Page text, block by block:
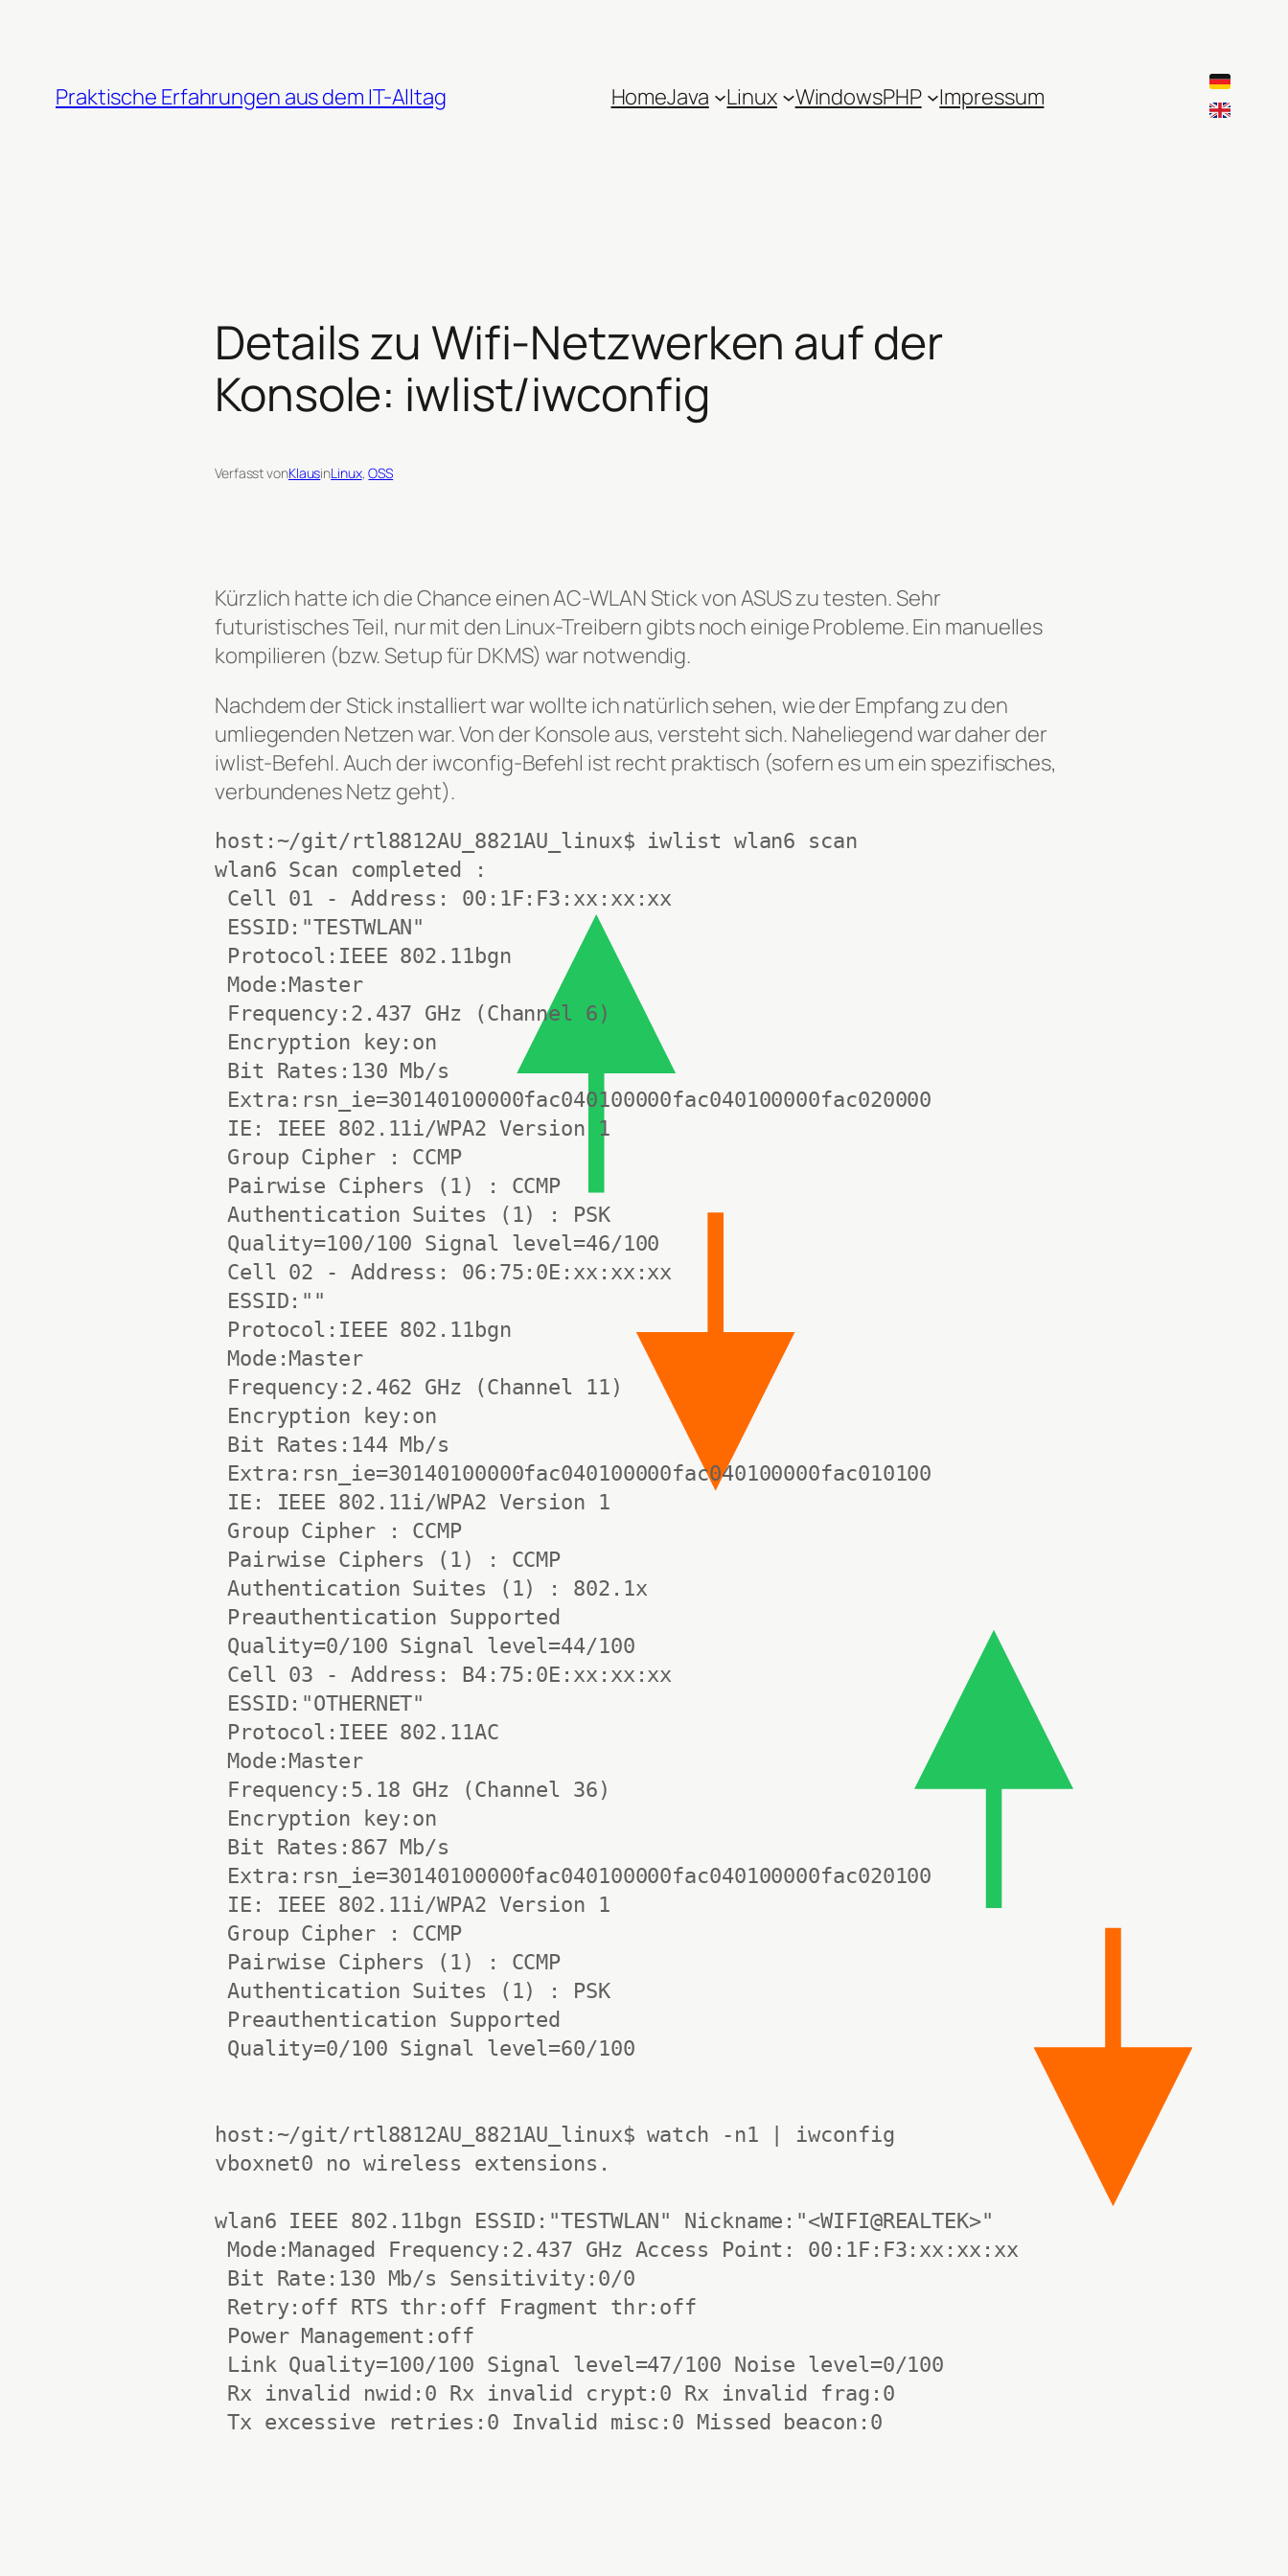
Praktische Erfahrungen aus dem IT-Alltag HomeJava Linux WindowsPHP Impressum
Details zu Wifi-Netzwerken auf der
Konsole: iwlist/iwconfig
Verfasst vonKlausinLinux, OSS
Kürzlich hatte ich die Chance einen AC-WLAN Stick von ASUS zu testen. Sehr
futuristisches Teil, nur mit den Linux-Treibern gibts noch einige Probleme. Ein manuelles
kompilieren (bzw. Setup für DKMS) war notwendig.
Nachdem der Stick installiert war wollte ich natürlich sehen, wie der Empfang zu den
umliegenden Netzen war. Von der Konsole aus, versteht sich. Naheliegend war daher der
iwlist-Befehl. Auch der iwconfig-Befehl ist recht praktisch (sofern es um ein spezifisches,
verbundenes Netz geht).
host:~/git/rtl8812AU_8821AU_linux$ iwlist wlan6 scan
wlan6 Scan completed :
Cell 01 - Address: 00:1F:F3:xx:xx:xx
ESSID:"TESTWLAN"
Protocol:IEEE 802.11bgn
Mode:Master
Frequency:2.437 GHz (Channel 6)
Encryption key:on
Bit Rates:130 Mb/s
Extra:rsn_ie=30140100000fac040100000fac040100000fac020000
IE: IEEE 802.11i/WPA2 Version 1
Group Cipher : CCMP
Pairwise Ciphers (1) : CCMP
Authentication Suites (1) : PSK
Quality=100/100 Signal level=46/100
Cell 02 - Address: 06:75:0E:xx:xx:xx
ESSID:""
Protocol:IEEE 802.11bgn
Mode:Master
Frequency:2.462 GHz (Channel 11)
Encryption key:on
Bit Rates:144 Mb/s
Extra:rsn_ie=30140100000fac040100000fac040100000fac010100
IE: IEEE 802.11i/WPA2 Version 1
Group Cipher : CCMP
Pairwise Ciphers (1) : CCMP
Authentication Suites (1) : 802.1x
Preauthentication Supported
Quality=0/100 Signal level=44/100
Cell 03 - Address: B4:75:0E:xx:xx:xx
ESSID:"OTHERNET"
Protocol:IEEE 802.11AC
Mode:Master
Frequency:5.18 GHz (Channel 36)
Encryption key:on
Bit Rates:867 Mb/s
Extra:rsn_ie=30140100000fac040100000fac040100000fac020100
IE: IEEE 802.11i/WPA2 Version 1
Group Cipher : CCMP
Pairwise Ciphers (1) : CCMP
Authentication Suites (1) : PSK
Preauthentication Supported
Quality=0/100 Signal level=60/100
host:~/git/rtl8812AU_8821AU_linux$ watch -n1 | iwconfig
vboxnet0 no wireless extensions.
wlan6 IEEE 802.11bgn ESSID:"TESTWLAN" Nickname:"<WIFI@REALTEK>"
Mode:Managed Frequency:2.437 GHz Access Point: 00:1F:F3:xx:xx:xx
Bit Rate:130 Mb/s Sensitivity:0/0
Retry:off RTS thr:off Fragment thr:off
Power Management:off
Link Quality=100/100 Signal level=47/100 Noise level=0/100
Rx invalid nwid:0 Rx invalid crypt:0 Rx invalid frag:0
Tx excessive retries:0 Invalid misc:0 Missed beacon:0